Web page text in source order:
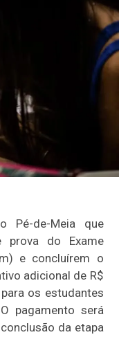
Pé-de-Meia que
prova do Exame
e concluírem o
adicional de R$
os estudantes
pagamento será
da etapa